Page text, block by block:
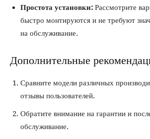
Простота установки: Рассмотрите
быстро монтируются и не требуют
на обслуживание.
Дополнительные
Сравните модели различных
отзывы пользователей.
Обратите внимание на гарантии и
обслуживание.